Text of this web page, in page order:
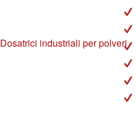
Dosatrici industriali per polveri